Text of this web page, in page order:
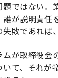
題ではない
誰が説明責任
敗であれば
が取締役会
て、それが